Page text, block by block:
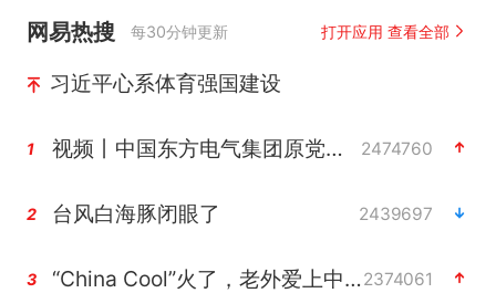
网易热搜 每30分钟更新 打开应用 查看全部
习近平心系体育强国建设
1 视频丨中国东方电气集团原党组副书记、董事宋致远被查 2474760
2 台风白海豚闭眼了 2439697
3 “China Cool”火了，老外爱上中国避暑游2374061